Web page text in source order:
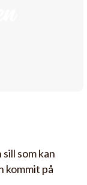
som kan
kommit på